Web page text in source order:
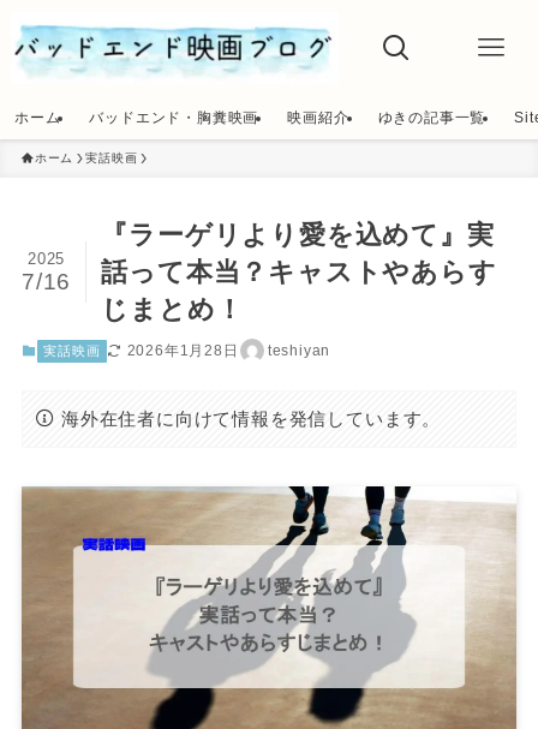
ホーム バッドエンド・胸糞映画 映画紹介 ゆきの記事一覧
ホーム 実話映画
『ラーゲリより愛を込めて』実
話って本当？キャストやあらす
じまとめ！
2025
7/16
実話映画 2026年1月28日 teshiyan
海外在住者に向けて情報を発信しています。